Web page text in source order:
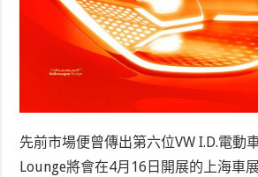
先前市場便曾傳出第六位VW I.D.電動
Lounge將會在4月16日開展的上海車